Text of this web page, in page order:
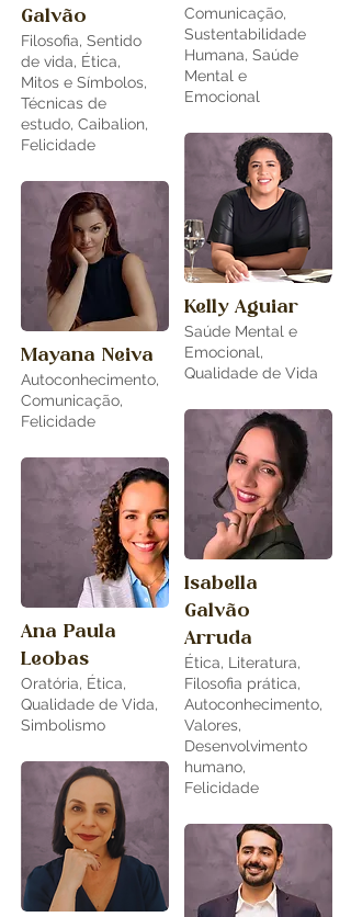
Galvão
Filosofia, Sentido
de vida, Ética,
Mitos e Símbolos,
Técnicas de
estudo, Caibalion,
Felicidade
Mayana Neiva
Autoconhecimento,
Comunicação,
Felicidade
Ana Paula
Leobas
Oratória, Ética,
Qualidade de Vida,
Simbolismo
Comunicação,
Sustentabilidade
Humana, Saúde
Mental e
Emocional
Kelly Aguiar
Saúde Mental e
Emocional,
Qualidade de Vida
Isabella
Galvão
Arruda
Ética, Literatura,
Filosofia prática,
Autoconhecimento,
Valores,
Desenvolvimento
humano,
Felicidade